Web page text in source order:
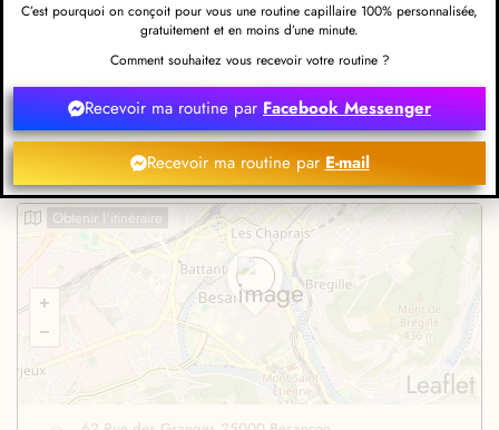
Evaluez-nous et rédigez un commentaire
Leaflet
Obtenir l'itinéraire
C’est pourquoi on conçoit pour vous une routine capillaire 100% personnalisée,
gratuitement et en moins d’une minute.
Comment souhaitez vous recevoir votre routine ?
Recevoir ma routine parFacebook Messenger
Recevoir ma routine par E-mail